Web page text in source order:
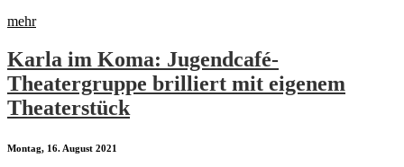
mehr
Karla im Koma: Jugendcafé-
Theatergruppe brilliert mit eigenem
Theaterstück
Montag, 16. August 2021